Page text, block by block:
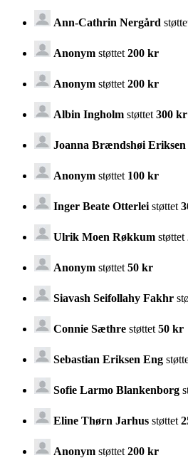
Ann-Cathrin Nergård
Anonym støttet 200 kr
Anonym støttet 200 kr
Albin Ingholm støttet 300 kr
Joanna Brændshøi Eriksen
Anonym støttet 100 kr
Inger Beate Otterlei støttet
Ulrik Moen Røkkum støttet
Anonym støttet 50 kr
Siavash Seifollahy Fakhr
Connie Sæthre støttet 50 kr
Sebastian Eriksen Eng
Sofie Larmo Blankenborg
Eline Thørn Jarhus støttet
Anonym støttet 200 kr